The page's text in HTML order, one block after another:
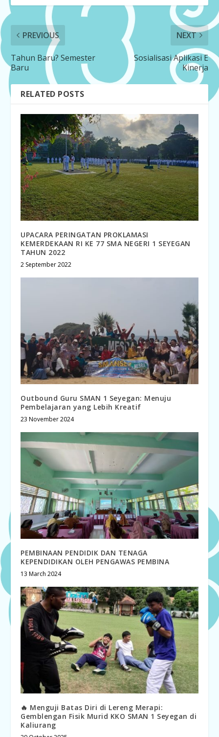
PREVIOUS
Tahun Baru? Semester
Baru
NEXT
Sosialisasi Aplikasi E
Kinerja
RELATED POSTS
UPACARA PERINGATAN PROKLAMASI
KEMERDEKAAN RI KE 77 SMA NEGERI 1 SEYEGAN
TAHUN 2022
2 September 2022
Outbound Guru SMAN 1 Seyegan: Menuju
Pembelajaran yang Lebih Kreatif
23 November 2024
PEMBINAAN PENDIDIK DAN TENAGA
KEPENDIDIKAN OLEH PENGAWAS PEMBINA
13 March 2024
🔥 Menguji Batas Diri di Lereng Merapi:
Gemblengan Fisik Murid KKO SMAN 1 Seyegan di
Kaliurang